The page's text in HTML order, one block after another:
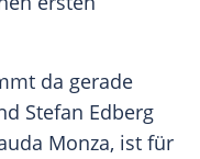
da gerade
Stefan Edberg
Monza, ist für